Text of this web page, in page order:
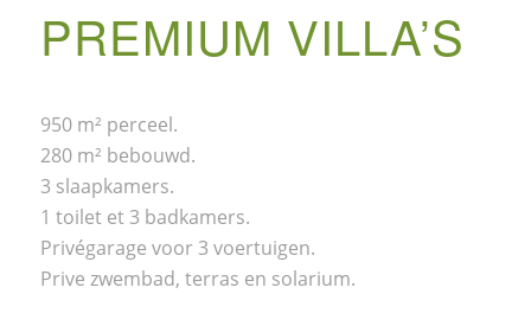
PREMIUM VILLA’S
950 m² perceel.
280 m² bebouwd.
3 slaapkamers.
1 toilet et 3 badkamers.
Privégarage voor 3 voertuigen.
Prive zwembad, terras en solarium.